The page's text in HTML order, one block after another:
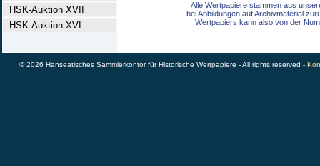
HSK-Auktion XVII
HSK-Auktion XVI
Alle Wertpapiere stammen aus
bei Abbildungen auf Archivmaterial
Wertpapiers kann also von der
© 2026 Hanseatisches Sammlerkontor für Historische Wertpapiere - All rights reserved -